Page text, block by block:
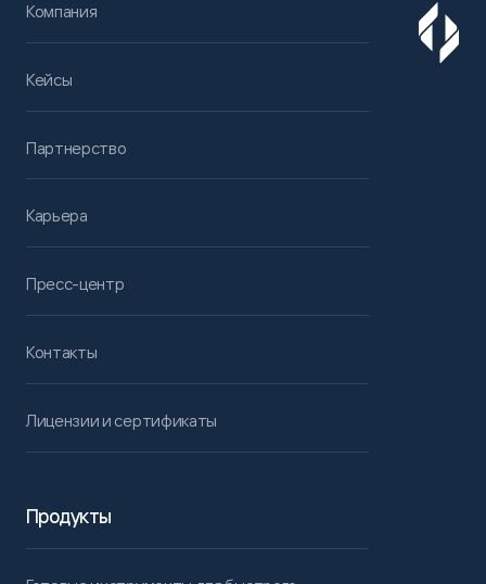
Компания
Кейсы
Партнерство
Карьера
Пресс-центр
Контакты
Лицензии и сертификаты
Продукты